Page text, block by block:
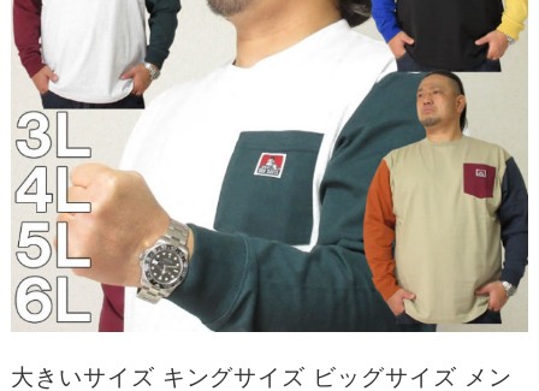
大きいサイズ キングサイズ ビッグサイズ メン